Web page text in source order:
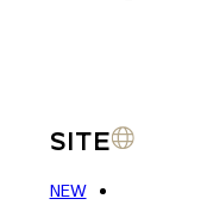
SITE
NEW